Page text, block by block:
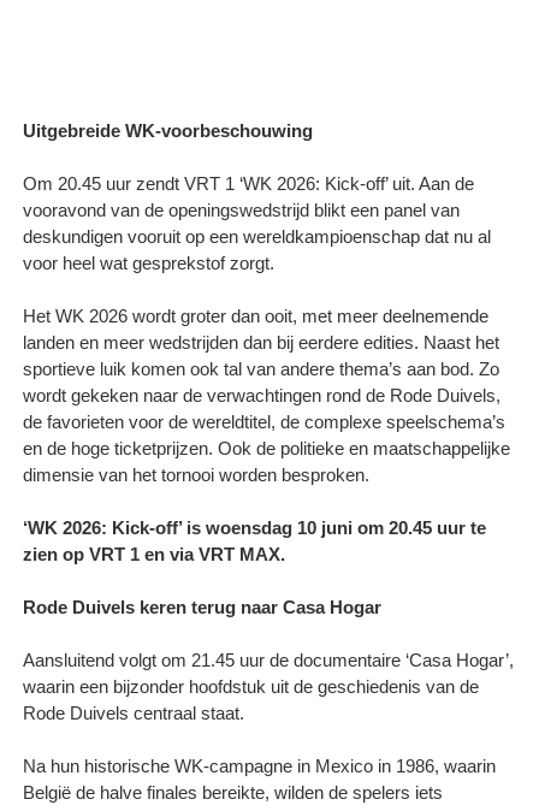
Uitgebreide WK-voorbeschouwing
Om 20.45 uur zendt VRT 1 ‘WK 2026: Kick-off’ uit. Aan de
vooravond van de openingswedstrijd blikt een panel van
deskundigen vooruit op een wereldkampioenschap dat nu al
voor heel wat gesprekstof zorgt.
Het WK 2026 wordt groter dan ooit, met meer deelnemende
landen en meer wedstrijden dan bij eerdere edities. Naast het
sportieve luik komen ook tal van andere thema’s aan bod. Zo
wordt gekeken naar de verwachtingen rond de Rode Duivels,
de favorieten voor de wereldtitel, de complexe speelschema’s
en de hoge ticketprijzen. Ook de politieke en maatschappelijke
dimensie van het tornooi worden besproken.
‘WK 2026: Kick-off’ is woensdag 10 juni om 20.45 uur te
zien op VRT 1 en via VRT MAX.
Rode Duivels keren terug naar Casa Hogar
Aansluitend volgt om 21.45 uur de documentaire ‘Casa Hogar’,
waarin een bijzonder hoofdstuk uit de geschiedenis van de
Rode Duivels centraal staat.
Na hun historische WK-campagne in Mexico in 1986, waarin
België de halve finales bereikte, wilden de spelers iets